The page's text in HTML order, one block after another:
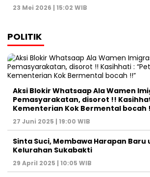
23 Mei 2026 | 15:02 WIB
POLITIK
Aksi Blokir Whatsaap Ala Wamen
Pemasyarakatan, disorot !!
Kementerian Kok Bermental bocah
27 Juni 2025 | 19:00 WIB
Sinta Suci, Membawa Harapan Baru
Kelurahan Sukabakti
29 April 2025 | 10:05 WIB